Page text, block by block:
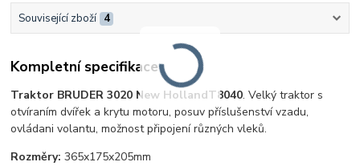
Související zboží 4
Kompletní specifikace
Traktor BRUDER 3020 New HollandT8040. Velký traktor s
otvíraním dvířek a krytu motoru, posuv příslušenství vzadu,
ovládani volantu, možnost připojení různých vleků.
Rozměry: 365x175x205mm